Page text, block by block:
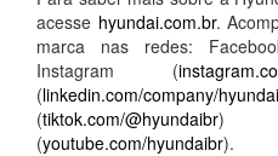
acesse hyundai.com.br.
marca nas redes:
Instagram (
(linkedin.com/company/
(tiktok.com/@hyundaibr)
(youtube.com/hyundaibr).